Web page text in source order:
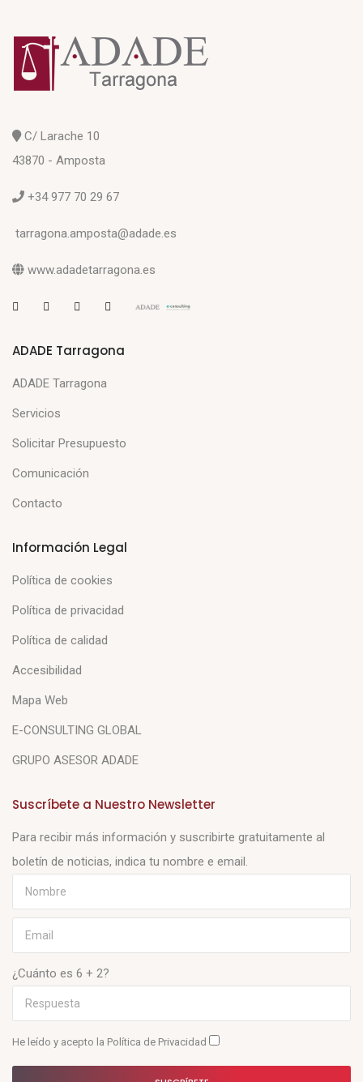
C/ Larache 10
43870 - Amposta
+34 977 70 29 67
tarragona.amposta@adade.es
www.adadetarragona.es
ADADE Tarragona
ADADE Tarragona
Servicios
Solicitar Presupuesto
Comunicación
Contacto
Información Legal
Política de cookies
Política de privacidad
Política de calidad
Accesibilidad
Mapa Web
E-CONSULTING GLOBAL
GRUPO ASESOR ADADE
Suscríbete a Nuestro Newsletter
Para recibir más información y suscribirte gratuitamente al
boletín de noticias, indica tu nombre e email.
¿Cuánto es 6 + 2?
He leído y acepto la Política de Privacidad